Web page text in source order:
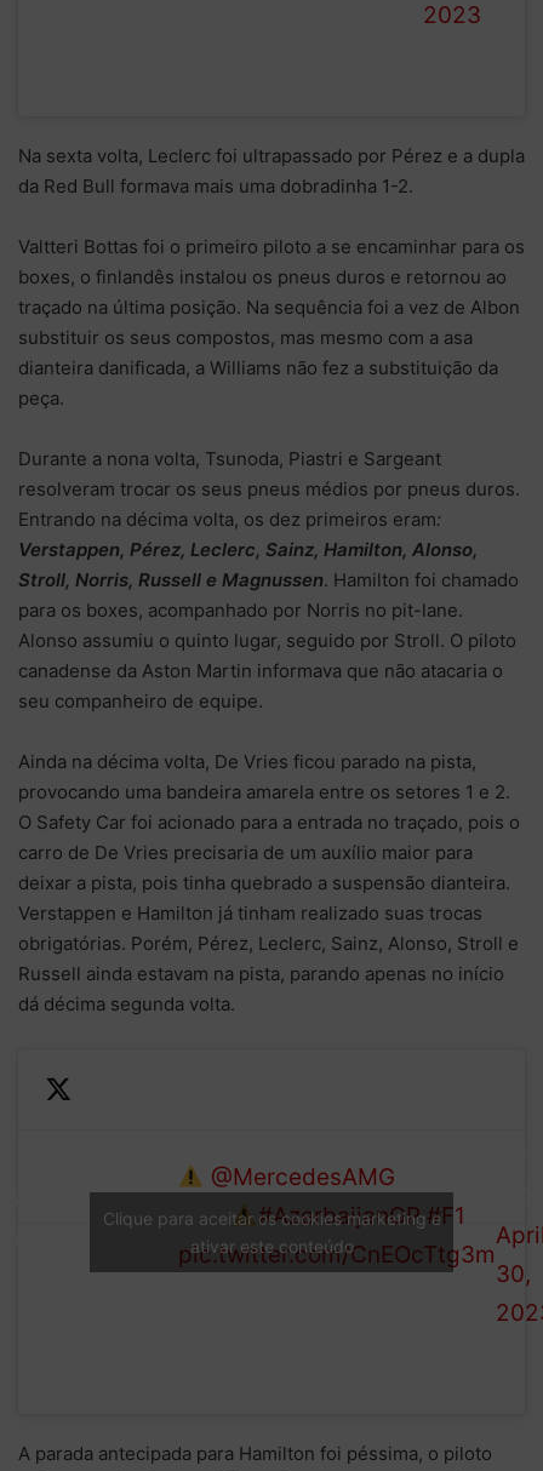
2023
Na sexta volta, Leclerc foi ultrapassado por Pérez e a dupla
da Red Bull formava mais uma dobradinha 1-2.
Valtteri Bottas foi o primeiro piloto a se encaminhar para os
boxes, o finlandês instalou os pneus duros e retornou ao
traçado na última posição. Na sequência foi a vez de Albon
substituir os seus compostos, mas mesmo com a asa
dianteira danificada, a Williams não fez a substituição da
peça.
Durante a nona volta, Tsunoda, Piastri e Sargeant
resolveram trocar os seus pneus médios por pneus duros.
Entrando na décima volta, os dez primeiros eram:
Verstappen, Pérez, Leclerc, Sainz, Hamilton, Alonso,
Stroll, Norris, Russell e Magnussen. Hamilton foi chamado
para os boxes, acompanhado por Norris no pit-lane.
Alonso assumiu o quinto lugar, seguido por Stroll. O piloto
canadense da Aston Martin informava que não atacaria o
seu companheiro de equipe.
Ainda na décima volta, De Vries ficou parado na pista,
provocando uma bandeira amarela entre os setores 1 e 2.
O Safety Car foi acionado para a entrada no traçado, pois o
carro de De Vries precisaria de um auxílio maior para
deixar a pista, pois tinha quebrado a suspensão dianteira.
Verstappen e Hamilton já tinham realizado suas trocas
obrigatórias. Porém, Pérez, Leclerc, Sainz, Alonso, Stroll e
Russell ainda estavam na pista, parando apenas no início
dá décima segunda volta.
to a halt.
Dutchman's
@MercedesAMG
CAR
#AzerbaijanGP #F1
pic.twitter.com/CnEOcTtg3m
30,
Clique para aceitar os cookies marketing e
ativar este conteúdo
A parada antecipada para Hamilton foi péssima, o piloto